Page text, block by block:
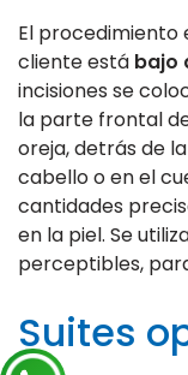
El procedimiento
cliente está bajo
incisiones se
la parte frontal
oreja, detrás de
cabello o en el
cantidades
en la piel. Se
perceptibles,
Suites